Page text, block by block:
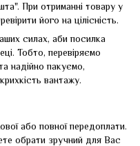
При отриманні товару у
його на цілісність.
силах, аби посилка
Тобто, перевіряємо
надійно пакуємо,
вантажу.
або повної передоплати.
обрати зручний для Вас